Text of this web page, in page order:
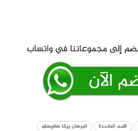
الامم المتحدة البرهان بيكا هافيستو